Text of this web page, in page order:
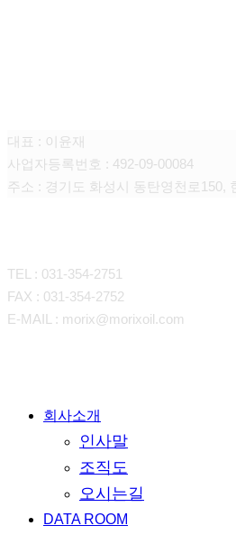
대표 : 이윤재
사업자등록번호 : 492-09-00084
주소 : 경기도 화성시 동탄영천로150,
TEL : 031-354-2751
FAX : 031-354-2752
E-MAIL : morix@morixoil.com
Close 회사소개
인사말
조직도
오시는길
DATA ROOM